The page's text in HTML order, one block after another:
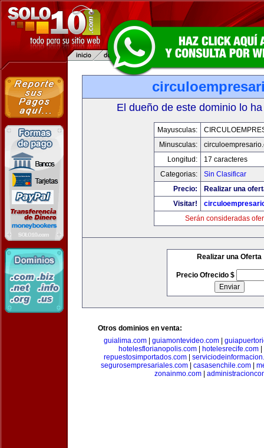
El dueño de este dominio lo
Mayusculas:
Minusculas:
Longitud:
17 caracteres
Categorias:
Sin Clasificar
Precio:
Realizar una
Visitar!
Serán consideradas
Realizar una Oferta
Precio Ofrecido $
Otros dominios en venta:
guialima.com
guiamontevideo.com
hotelesflorianopolis.com| hotelesrecife.com|
repuestosimportados.com|
segurosempresariales.com| casasenchile.com|
zonainmo.com